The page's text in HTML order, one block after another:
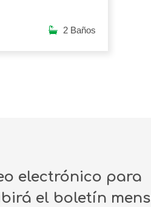
2 Baños
electrónico para
el boletín